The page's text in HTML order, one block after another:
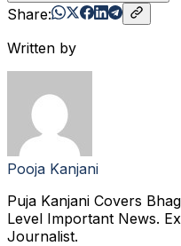
Share:
Written by
Pooja Kanjani
Puja Kanjani Covers
Level Important News.
Journalist.